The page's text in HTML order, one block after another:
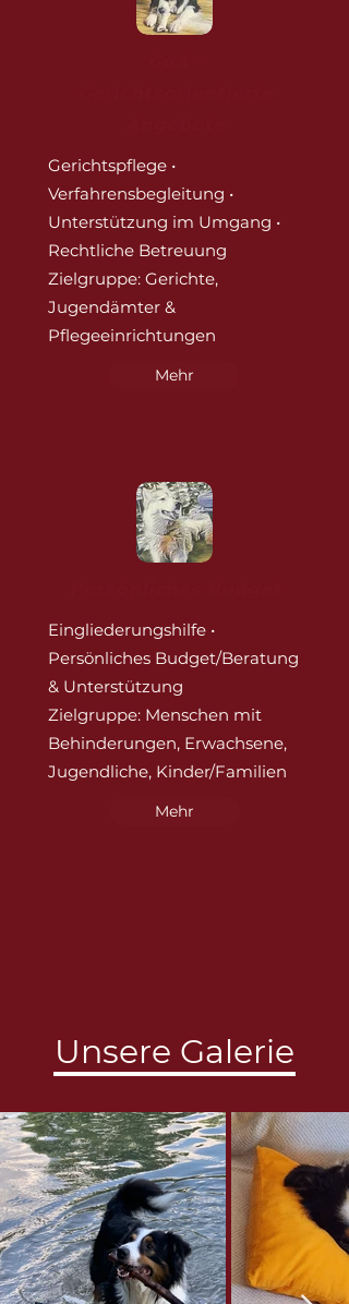
Gerichtspflege •
Verfahrensbegleitung •
Unterstützung im Umgang •
Rechtliche Betreuung
Zielgruppe: Gerichte,
Jugendämter &
Pflegeeinrichtungen
Mehr
Eingliederungshilfe •
Persönliches Budget/Beratung
& Unterstützung
Zielgruppe: Menschen mit
Behinderungen, Erwachsene,
Jugendliche, Kinder/Familien
Mehr
Unsere Galerie